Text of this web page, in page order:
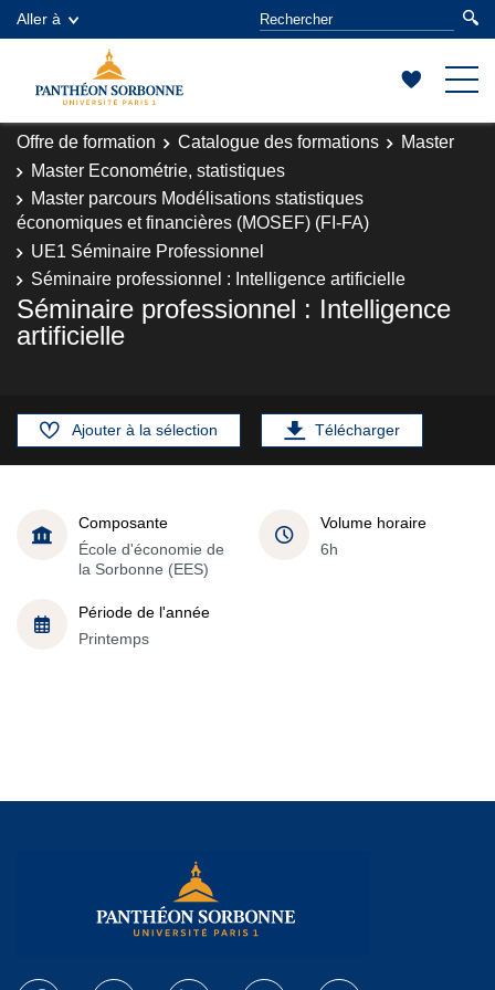
Aller à
Offre de formation Catalogue des formations
Master
Master Econométrie, statistiques
Master parcours Modélisations statistiques
économiques et financières (MOSEF) (FI-FA)
UE1 Séminaire Professionnel
Séminaire professionnel : Intelligence artificielle
Séminaire professionnel : Intelligence
artificielle
Ajouter à la sélection Télécharger
Composante
École d'économie de
la Sorbonne (EES)
Volume horaire
6h
Période de l'année
Printemps